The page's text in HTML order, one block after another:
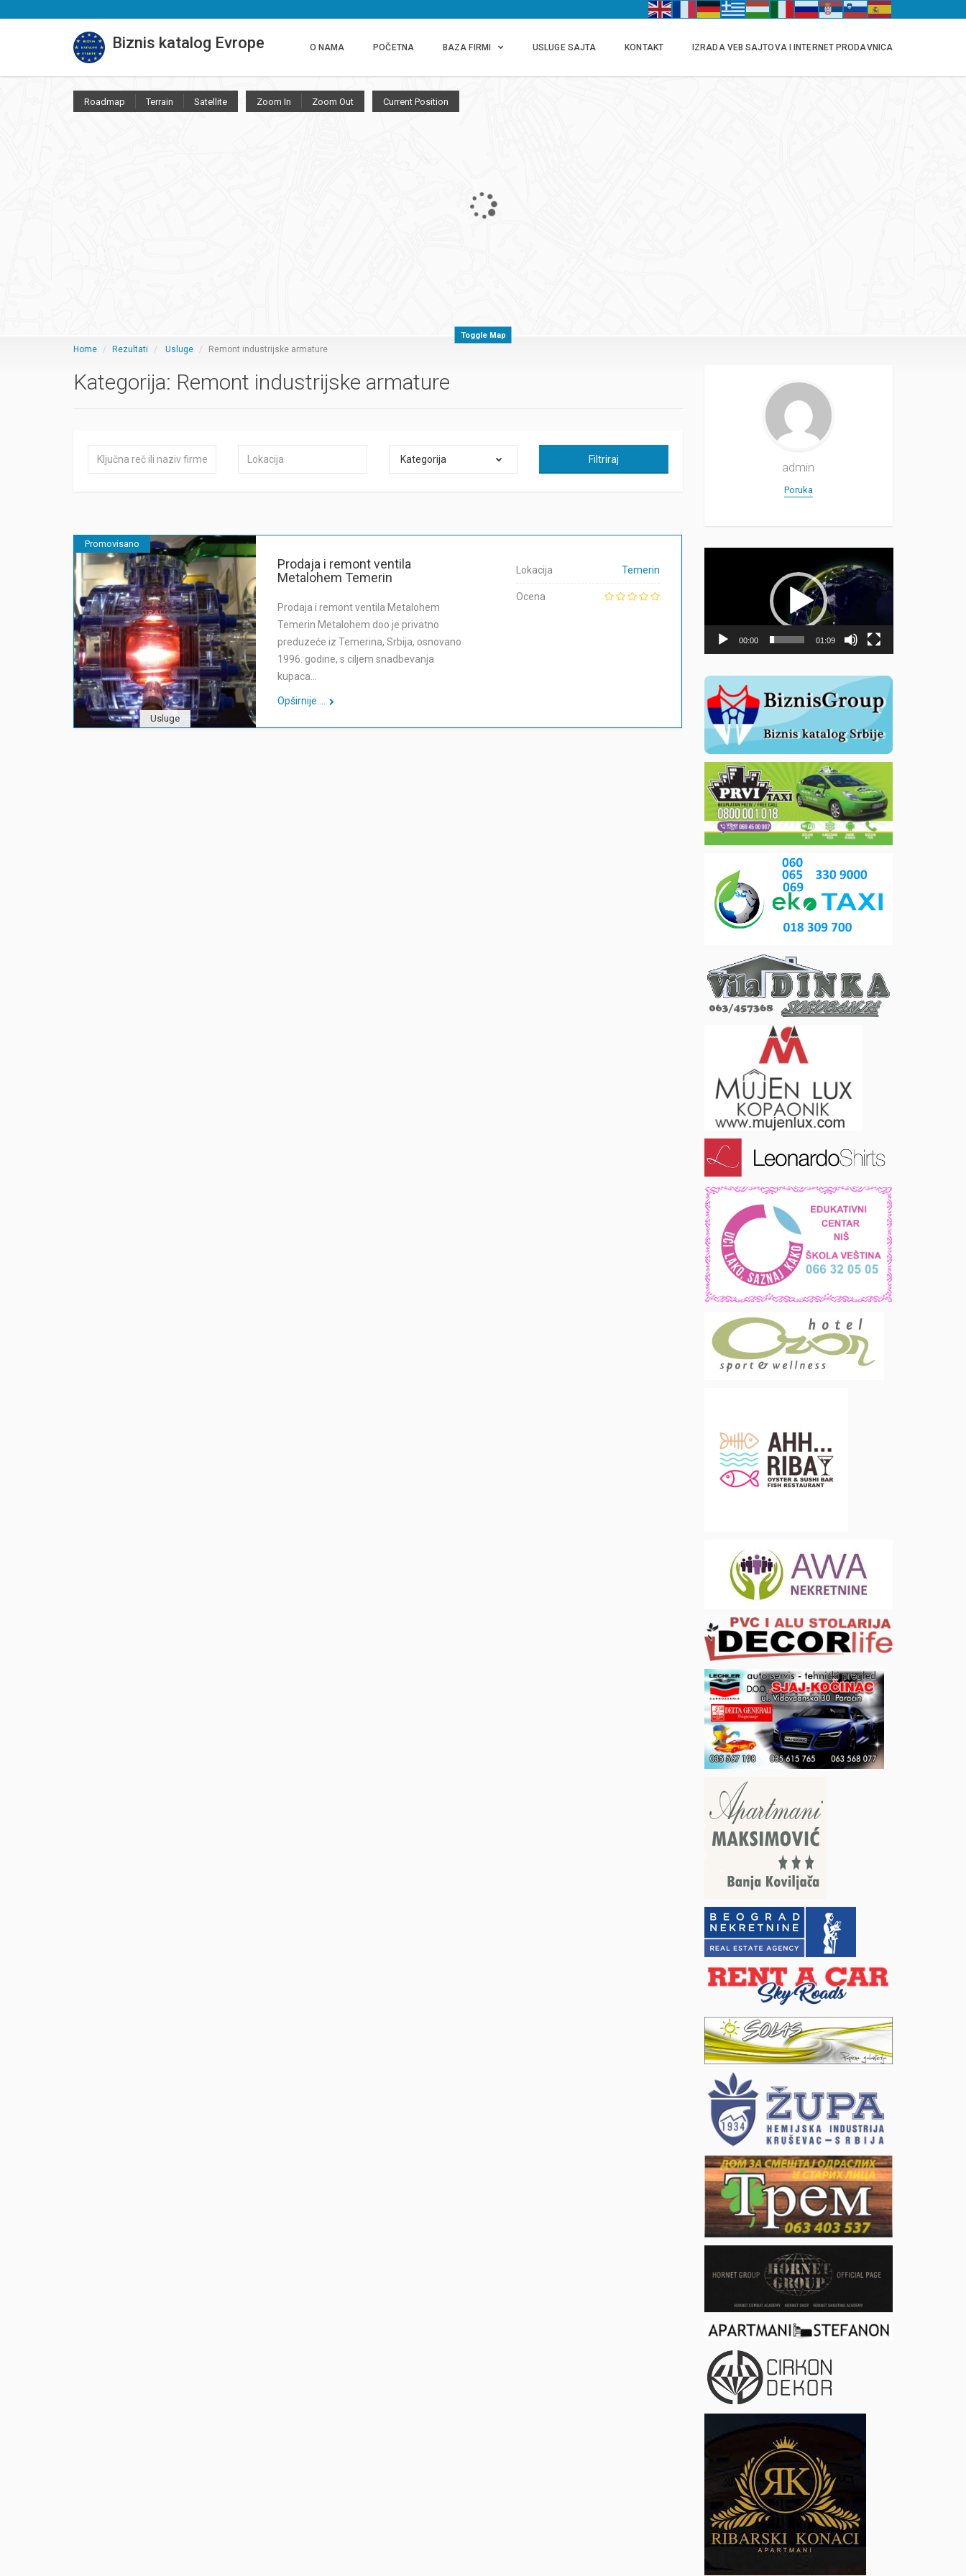
Biznis katalog Evrope O NAMA POČETNA BAZA FIRMI USLUGE SAJTA KONTAKT IZRADA VEB SAJTOVA I INTERNET PRODAVNICA
Toggle Map
Roadmap Terrain Satellite Zoom In Zoom Out Current Position
Home Rezultati Usluge Remont industrijske armature
Kategorija: Remont industrijske armature
Kategorija Filtriraj
Promovisano
Usluge
Prodaja i remont ventila
Metalohem Temerin
Prodaja i remont ventila Metalohem
Temerin Metalohem doo je privatno
preduzeće iz Temerina, Srbija, osnovano
1996. godine, s ciljem snadbevanja
kupaca…
Opširnije....
Lokacija Temerin
Ocena
admin
Poruka
00:00 01:09